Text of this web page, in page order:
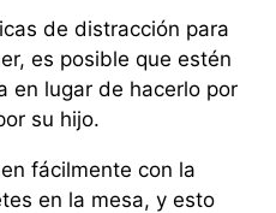
de distracción para
es posible que estén
en lugar de hacerlo por
su hijo.
fácilmente con la
en la mesa, y esto